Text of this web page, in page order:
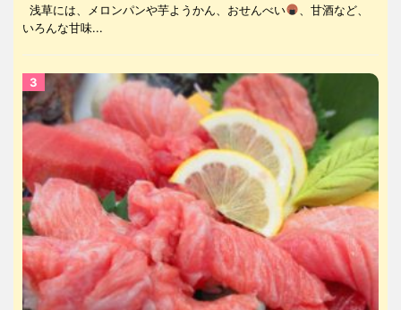
浅草には、メロンパンや芋ようかん、おせんべい
、甘酒など、
いろんな甘味...